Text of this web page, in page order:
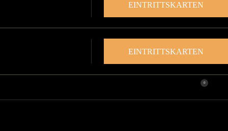
EINTRITTSKARTEN
EINTRITTSKARTEN
0